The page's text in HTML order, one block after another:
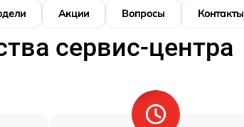
Акции Вопросы Контакты
сервис-центра